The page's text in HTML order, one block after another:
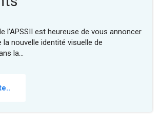
l’APSSII est heureuse de vous annoncer
la nouvelle identité visuelle de
la…